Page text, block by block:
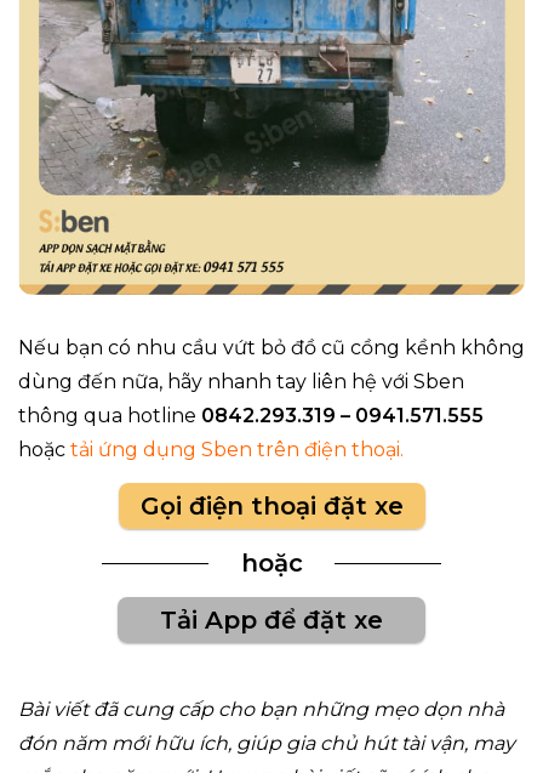
Nếu bạn có nhu cầu vứt bỏ đồ cũ cồng kềnh không
dùng đến nữa, hãy nhanh tay liên hệ với Sben
thông qua hotline 0842.293.319 – 0941.571.555
hoặc tải ứng dụng Sben trên điện thoại.
Gọi điện thoại đặt xe
hoặc
Tải App để đặt xe
Bài viết đã cung cấp cho bạn những mẹo dọn nhà
đón năm mới hữu ích, giúp gia chủ hút tài vận, may